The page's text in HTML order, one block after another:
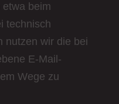
beim
technisch
nutzen wir die bei
E-Mail-
Wege zu